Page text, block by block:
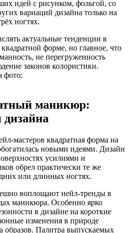
идей с рисунком, фольгой, со
вариаций дизайна только на
ногтях.
актуальные тенденции в
форме, но главное, что
не перегруженность
законов колористики.
фото:
маникюр:
мастеров квадратная форма на
новыми идеями. Дизайн
усилиями и
обрел практически те же
или длинных ногтях.
воплощают нейл-тренды в
маникюра. Особенно ярко
в дизайне на короткие
изменения в природе
образов. Палитра выпускаемых